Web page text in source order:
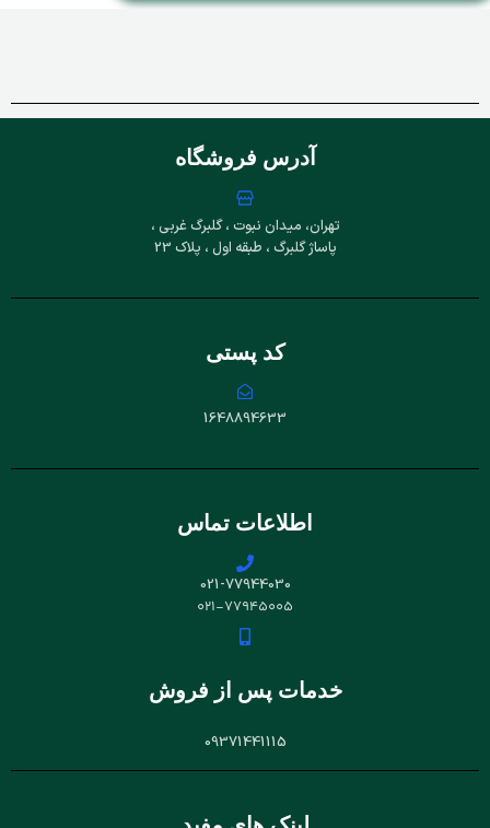
آدرس فروشگاه
تهران، میدان نبوت ، گلبرگ غربی ،
پاساژ گلبرگ ، طبقه اول ، پلاک 23
کد پستی
1648894633
اطلاعات تماس
021-77944030
021-77945005
خدمات پس از فروش
09371441115